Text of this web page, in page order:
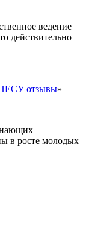
ведение
действительно
отзывы»
в росте молодых